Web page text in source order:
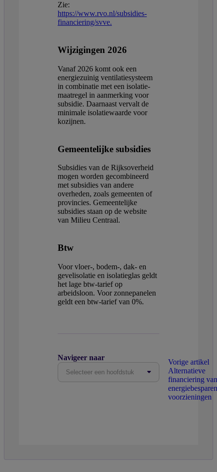
Zie:
https://www.rvo.nl/subsidies-
financiering/svve.
Wijzigingen 2026
Vanaf 2026 komt ook een
energiezuinig ventilatiesysteem
in combinatie met een isolatie-
maatregel in aanmerking voor
subsidie. Daarnaast vervalt de
minimale isolatiewaarde voor
kozijnen.
Gemeentelijke subsidies
Subsidies van de Rijksoverheid
mogen worden gecombineerd
met subsidies van andere
overheden, zoals gemeenten of
provincies. Gemeentelijke
subsidies staan op de website
van Milieu Centraal.
Btw
Voor vloer-, bodem-, dak- en
gevelisolatie en isolatieglas geldt
het lage btw-tarief op
arbeidsloon. Voor zonnepanelen
geldt een btw-tarief van 0%.
Navigeer naar
Selecteer een hoofdstuk
Vorige artikel
Alternatieve
financiering van
voorzieningen